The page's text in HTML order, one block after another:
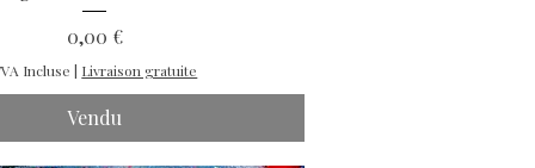
Prix
0,00 €
Incluse | Livraison gratuite
Vendu